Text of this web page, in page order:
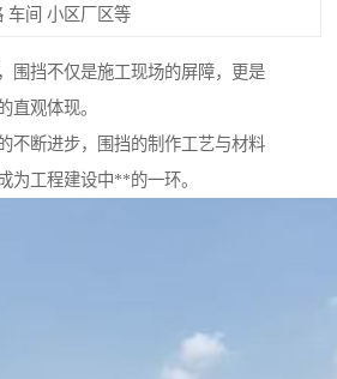
车间 小区厂区等
围挡不仅是施工现场的屏障，更是
直观体现。
不断进步，围挡的制作工艺与材料
为工程建设中**的一环。